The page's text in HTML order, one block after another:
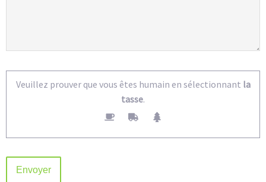
Veuillez prouver que vous êtes humain en sélectionnant la
tasse.